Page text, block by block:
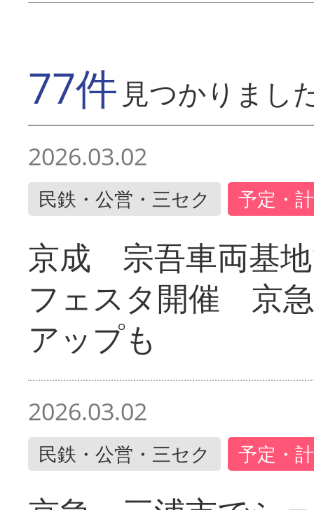
77件 見つかりまし
2026.03.02
民鉄・公営・三セク 予定・
京成 宗吾車両基
フェスタ開催 京
アップも
2026.03.02
民鉄・公営・三セク 予定・